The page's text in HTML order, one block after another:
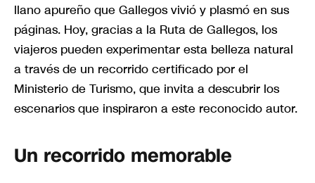
llano apureño que Gallegos vivió y plasmó en sus
páginas. Hoy, gracias a la Ruta de Gallegos, los
viajeros pueden experimentar esta belleza natural
a través de un recorrido certificado por el
Ministerio de Turismo, que invita a descubrir los
escenarios que inspiraron a este reconocido autor.
Un recorrido memorable